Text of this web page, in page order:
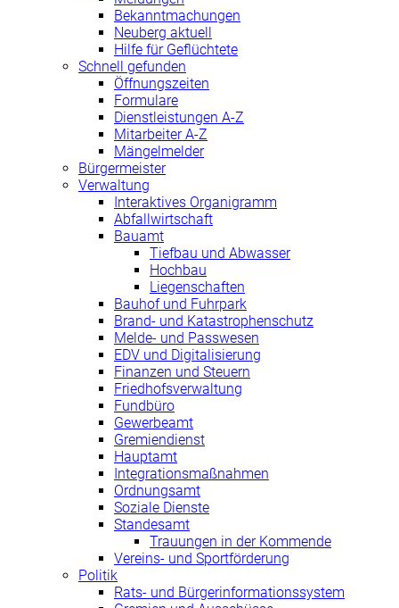
Bekanntmachungen
Neuberg aktuell
Hilfe für Geflüchtete
Schnell gefunden
Öffnungszeiten
Formulare
Dienstleistungen A-Z
Mitarbeiter A-Z
Mängelmelder
Bürgermeister
Verwaltung
Interaktives Organigramm
Abfallwirtschaft
Bauamt
Tiefbau und Abwasser
Hochbau
Liegenschaften
Bauhof und Fuhrpark
Brand- und Katastrophenschutz
Melde- und Passwesen
EDV und Digitalisierung
Finanzen und Steuern
Friedhofsverwaltung
Fundbüro
Gewerbeamt
Gremiendienst
Hauptamt
Integrationsmaßnahmen
Ordnungsamt
Soziale Dienste
Standesamt
Trauungen in der Kommende
Vereins- und Sportförderung
Politik
Rats- und Bürgerinformationssystem